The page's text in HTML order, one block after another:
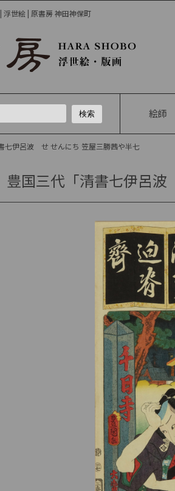
世絵 | 原書房 神田神保町
絵師
伊呂波 せ せんにち 笠屋三勝茜や半七
豊国三代「清書七伊呂